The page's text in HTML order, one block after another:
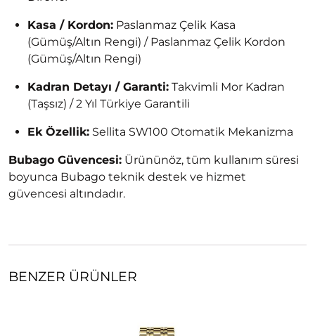
Kasa / Kordon: Paslanmaz Çelik Kasa
(Gümüş/Altın Rengi) / Paslanmaz Çelik Kordon
(Gümüş/Altın Rengi)
Kadran Detayı / Garanti: Takvimli Mor Kadran
(Taşsız) / 2 Yıl Türkiye Garantili
Ek Özellik: Sellita SW100 Otomatik Mekanizma
Bubago Güvencesi: Ürününöz, tüm kullanım süresi
boyunca Bubago teknik destek ve hizmet
güvencesi altındadır.
BENZER ÜRÜNLER